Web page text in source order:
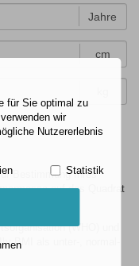
Jahre
cm
Bestimmung Ihres
auf das Quadrat
(WHO) und
BMI als unter-, normal-
für Sie optimal zu
wir
Nutzererlebnis
Statistik